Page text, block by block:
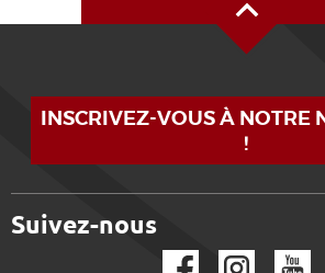
INSCRIVEZ-VOUS À NOTRE
!
Suivez-nous